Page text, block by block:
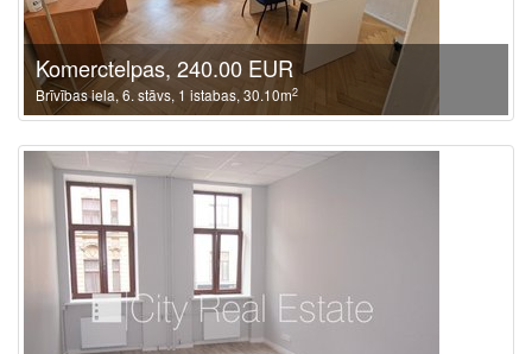
Komerctelpas, 240.00 EUR
Brīvības iela, 6. stāvs, 1 istabas, 30.10m2